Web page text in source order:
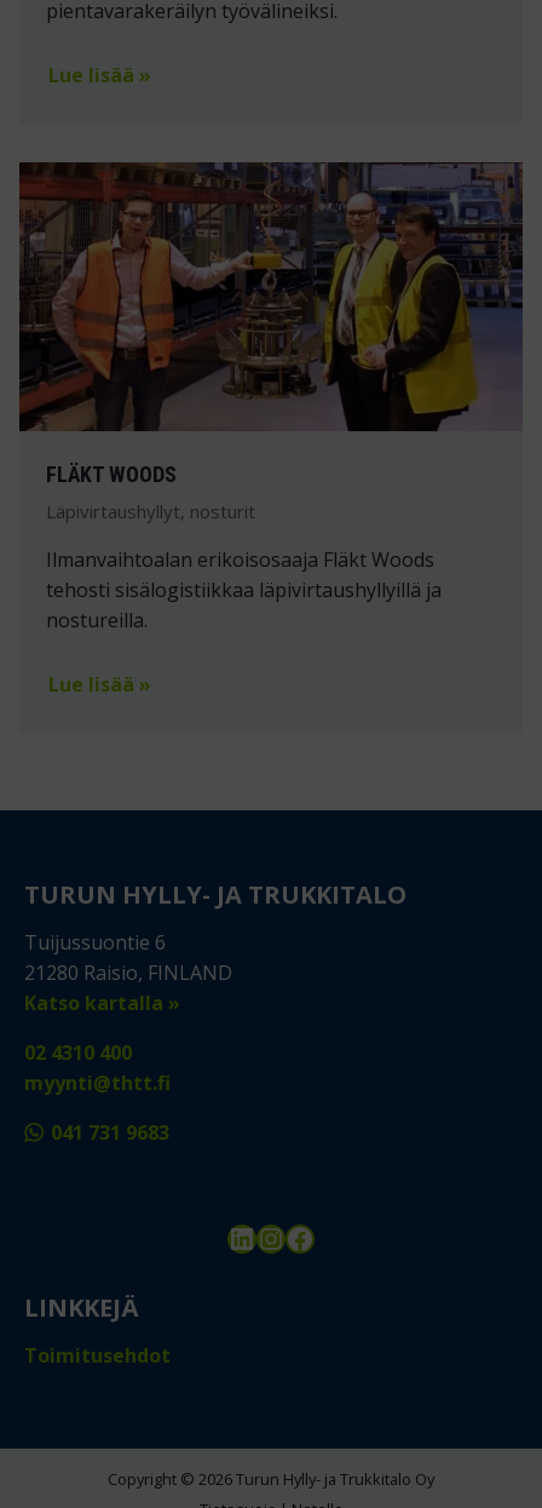
pientavarakeräilyn työvälineiksi.
Lue lisää »
FLÄKT WOODS
Läpivirtaushyllyt, nosturit
Ilmanvaihtoalan erikoisosaaja Fläkt Woods
tehosti sisälogistiikkaa läpivirtaushyllyillä ja
nostureilla.
Lue lisää »
TURUN HYLLY- JA TRUKKITALO
Tuijussuontie 6
21280 Raisio, FINLAND
Katso kartalla »
02 4310 400
myynti@thtt.fi
041 731 9683
LinkedIn
Instagram
Facebook
LINKKEJÄ
Toimitusehdot
Copyright © 2026 Turun Hylly- ja Trukkitalo Oy